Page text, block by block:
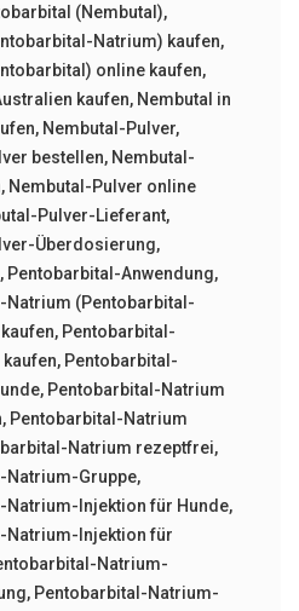
(Nembutal),
Natrium) kaufen,
online kaufen,
kaufen, Nembutal in
, Nembutal-Pulver,
bestellen, Nembutal-
, Nembutal-Pulver online
Pulver-Lieferant,
Überdosierung,
, Pentobarbital-Anwendung,
Natrium (Pentobarbital-
, Pentobarbital-
kaufen, Pentobarbital-
, Pentobarbital-Natrium
, Pentobarbital-Natrium
Natrium rezeptfrei,
Natrium-Gruppe,
Natrium-Injektion für Hunde,
Natrium-Injektion für
Natrium-
, Pentobarbital-Natrium-